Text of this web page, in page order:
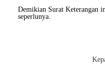
Demikian Surat Keterangan
seperlunya.